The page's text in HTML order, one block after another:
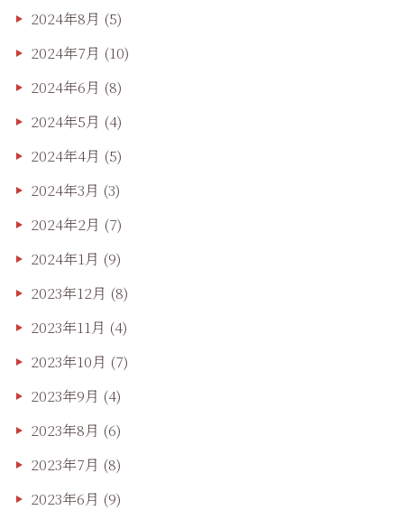
2024年8月 (5)
2024年7月 (10)
2024年6月 (8)
2024年5月 (4)
2024年4月 (5)
2024年3月 (3)
2024年2月 (7)
2024年1月 (9)
2023年12月 (8)
2023年11月 (4)
2023年10月 (7)
2023年9月 (4)
2023年8月 (6)
2023年7月 (8)
2023年6月 (9)